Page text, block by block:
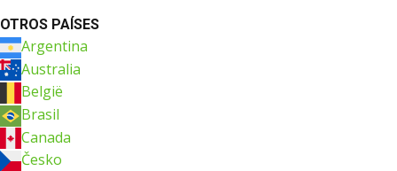
OTROS PAÍSES
Argentina
Australia
België
Brasil
Canada
Česko